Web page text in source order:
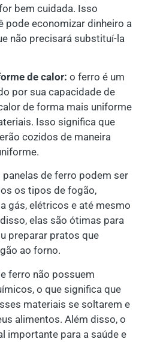
bem cuidada. Isso
pode economizar dinheiro a
não precisará substituí-la
de calor: o ferro é um
por sua capacidade de
de forma mais uniforme
Isso significa que
cozidos de maneira
panelas de ferro podem ser
os tipos de fogão,
gás, elétricos e até mesmo
elas são ótimas para
preparar pratos que
ao forno.
ferro não possuem
o que significa que
materiais se soltarem e
alimentos. Além disso, o
importante para a saúde e